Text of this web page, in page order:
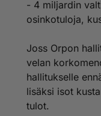
- 4 miljardin
osinkotuloja,
Joss Orpon
velan
hallitukselle
lisäksi isot
tulot.